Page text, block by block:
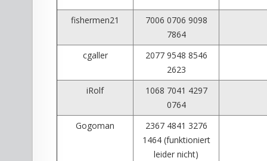
fishermen21
7006 0706 9098
7864
cgaller
2077 9548 8546
2623
iRolf
1068 7041 4297
0764
Gogoman
2367 4841 3276
1464 (funktioniert
leider nicht)